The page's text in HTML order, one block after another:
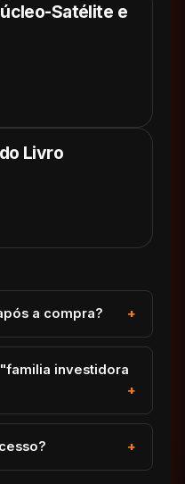
Satélite e
Livro
a compra?
investidora